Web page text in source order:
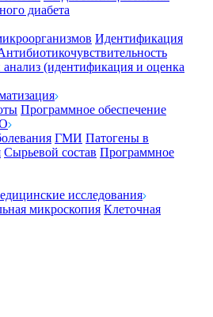
диабета
Идентификация
(идентификация и оценка
Программное обеспечение
ГМИ Патогены в
Сырьевой состав Программное
исследования
микроскопия Клеточная